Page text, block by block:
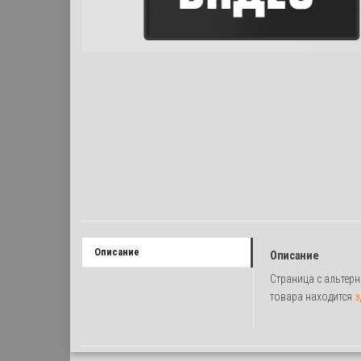
Описание
Описание
Cтраница с
товара находится